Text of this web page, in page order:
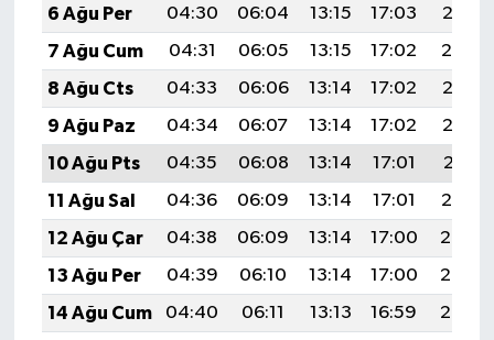
6 Ağu Per
04:30 06:04 13:15 17:03
20:15
7 Ağu Cum
04:31 06:05 13:15 17:02
20:14
8 Ağu Cts
04:33 06:06 13:14 17:02
20:13
9 Ağu Paz
04:34 06:07 13:14 17:02
20:12
10 Ağu Pts
04:35 06:08 13:14 17:01
20:11
11 Ağu Sal
04:36 06:09 13:14 17:01
20:10
12 Ağu Çar
04:38 06:09 13:14 17:00
20:08
13 Ağu Per
04:39 06:10 13:14 17:00
20:07
14 Ağu Cum
04:40 06:11 13:13 16:59
20:06